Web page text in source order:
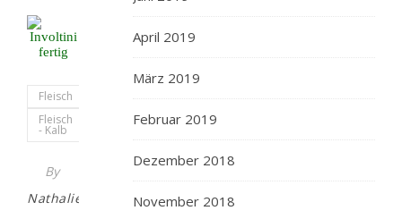
Fleisch
Fleisch
- Kalb
By
Nathalie
April 2019
März 2019
Februar 2019
Dezember 2018
November 2018